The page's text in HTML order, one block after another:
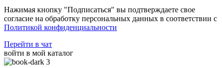
Нажимая кнопку "Подписаться" вы подтверждаете свое
согласие на обработку персональных данных в соответствии с
Политикой конфиденциальности
Перейти в чат
войти в мой каталог
3